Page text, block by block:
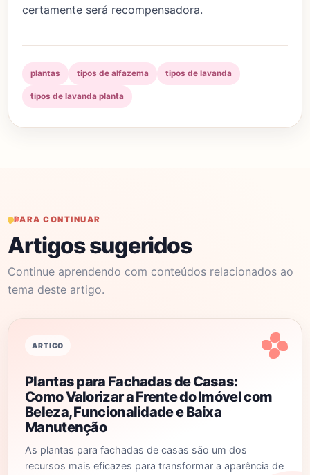
certamente será recompensadora.
plantas tipos de alfazema tipos de lavanda
tipos de lavanda planta
PARA CONTINUAR
Artigos sugeridos
Continue aprendendo com conteúdos relacionados ao
tema deste artigo.
ARTIGO
Plantas para Fachadas de Casas:
Como Valorizar a Frente do Imóvel com
Beleza, Funcionalidade e Baixa
Manutenção
As plantas para fachadas de casas são um dos
recursos mais eficazes para transformar a aparência de